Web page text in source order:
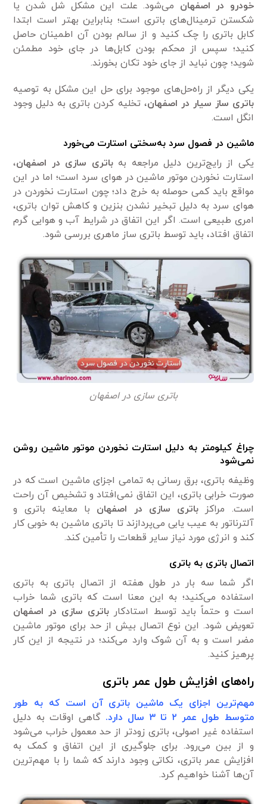
خودرو در اصفهان می‌شود. علت این مشکل شل شدن یا
شکستن ترمینال‌های باتری است؛ بنابراین بهتر است ابتدا
کابل باتری را چک کنید و از سالم بودن آن اطمینان حاصل
کنید؛ سپس از محکم بودن کابل‌ها در جای خود مطمئن
شوید؛ چون نباید از جای خود تکان بخورند.
یکی دیگر از راه‌حل‌های موجود برای حل این مشکل به توصیه
باتری ساز سیار در اصفهان، تخلیه کردن باتری به دلیل وجود
انگل است.
ماشین در فصول سرد به‌سختی استارت می‌خورد
یکی از رایج‌ترین دلیل مراجعه بهباتری سازی در اصفهان،
استارت نخوردن موتور ماشین در هوای سرد است؛ اما در این
مواقع باید کمی حوصله به خرج داد؛ چون استارت نخوردن در
هوای سرد به دلیل تبخیر نشدن بنزین و کاهش توان باتری،
امری طبیعی است. اگر این اتفاق در شرایط آب و هوایی گرم
اتفاق افتاد، باید توسط باتری ساز ماهری بررسی شود.
باتری سازی در اصفهان
چراغ کیلومتر به دلیل استارت نخوردن موتور ماشین روشن
نمی‌شود
وظیفه باتری، برق رسانی به تمامی اجزای ماشین است که در
صورت خرابی باتری، این اتفاق نمی‌افتاد و تشخیص آن راحت
است. مراکز باتری سازی در اصفهان با معاینه باتری و
آلترناتور به عیب یابی می‌پردازند تا باتری ماشین به خوبی کار
کند و انرژی مورد نیاز سایر قطعات را تأمین کند.
اتصال باتری به باتری
اگر شما سه بار در طول هفته از اتصال باتری به باتری
استفاده می‌کنید؛ به این معنا است که باتری شما خراب
است و حتماً باید توسط استادکار باتری سازی در اصفهان
تعویض شود. این نوع اتصال بیش از حد برای موتور ماشین
مضر است و به آن شوک وارد می‌کند؛ در نتیجه از این کار
پرهیز کنید.
راه‌های افزایش طول عمر باتری
مهم‌ترین اجزای یک ماشین باتری آن است که به طور
متوسط طول عمر ۲ تا ۳ سال دارد.
گاهی اوقات به دلیل
استفاده غیر اصولی، باتری زودتر از حد معمول خراب می‌شود
و از بین می‌رود. برای جلوگیری از این اتفاق و کمک به
افزایش عمر باتری، نکاتی وجود دارند که شما را با مهم‌ترین
آن‌ها آشنا خواهیم کرد.